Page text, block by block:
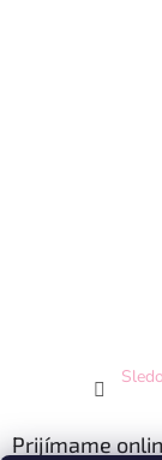
Prijímame